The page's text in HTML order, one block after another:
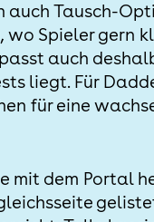
auch Tausch-
Spieler gern
auch
liegt. Für
für eine
mit dem Portal